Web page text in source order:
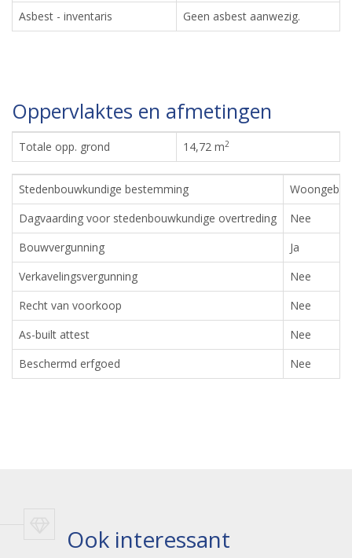
Asbest - inventaris
Geen asbest aanwezig.
Oppervlaktes en afmetingen
Totale opp. grond 14,72 m2
Stedenbouwkundige bestemming
Dagvaarding voor stedenbouwkundige overtreding
Nee
Bouwvergunning
Ja
Verkavelingsvergunning
Nee
Recht van voorkoop
Nee
As-built attest
Nee
Beschermd erfgoed
Nee
Ook interessant